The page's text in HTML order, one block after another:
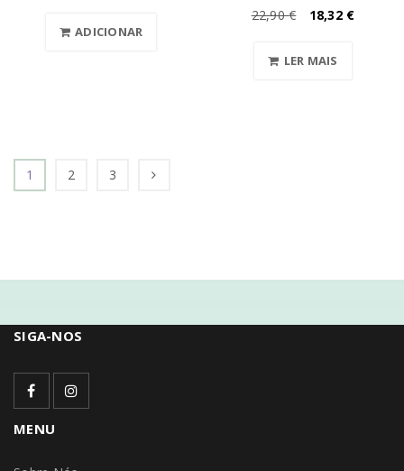
ADICIONAR
22,90€ 18,32 €
LER MAIS
1 2 3
SIGA-NOS
MENU